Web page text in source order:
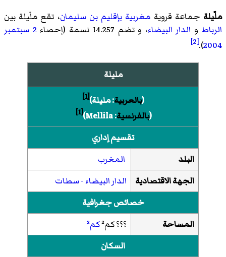
ملّيلة جماعة قروية مغربية بإقليم بن سليمان، تقع ملّيلة بين
الرباط و الدار البيضاء، و تضم 14.257 نسمة (إحصاء
2 سبتمبر
2004
).
[2]
مليلة
(بالعربية:مليلة)‏
[1]
(بالفرنسية:
Mellila
)‏
[1]
تقسيم إداري
البلد
المغرب
الجهة الاقتصادية
الدار البيضاء - سطات
خصائص جغرافية
المساحة
؟؟؟ كم² كم²
السكان